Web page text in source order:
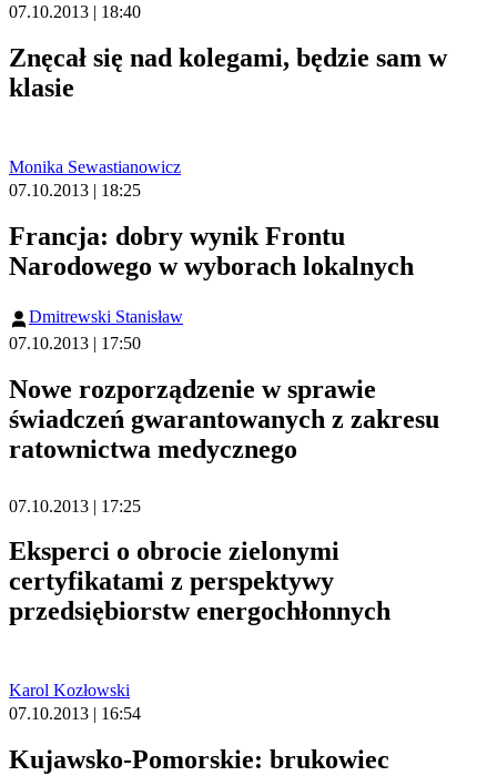
07.10.2013 | 18:40
Znęcał się nad kolegami, będzie sam w
klasie
Monika Sewastianowicz
07.10.2013 | 18:25
Francja: dobry wynik Frontu
Narodowego w wyborach lokalnych
Dmitrewski Stanisław
07.10.2013 | 17:50
Nowe rozporządzenie w sprawie
świadczeń gwarantowanych z zakresu
ratownictwa medycznego
07.10.2013 | 17:25
Eksperci o obrocie zielonymi
certyfikatami z perspektywy
przedsiębiorstw energochłonnych
Karol Kozłowski
07.10.2013 | 16:54
Kujawsko-Pomorskie: brukowiec